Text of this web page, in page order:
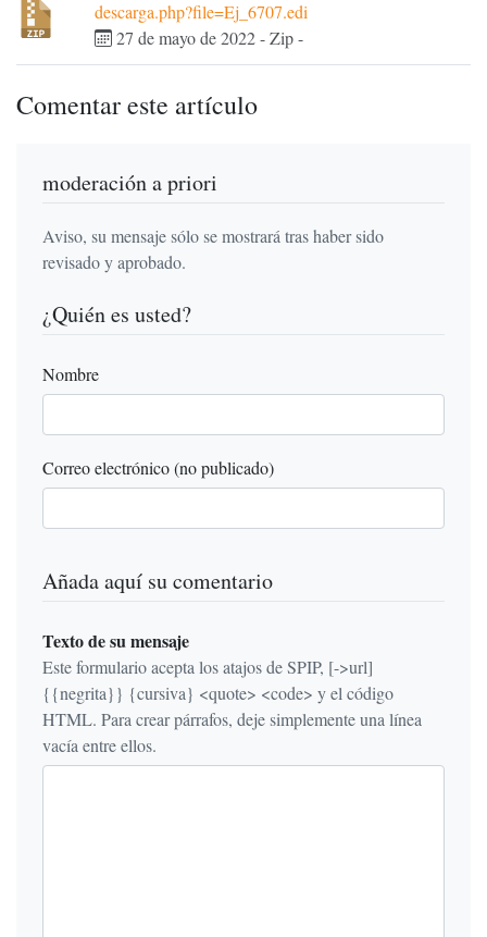
descarga.php?file=Ej_6707.edi
27 de mayo de 2022-Zip-
Comentar este artículo
moderación a priori
Aviso, su mensaje sólo se mostrará tras haber sido
revisado y aprobado.
¿Quién es usted?
Nombre
Correo electrónico (no publicado)
Añada aquí su comentario
Texto de su mensaje
Este formulario acepta los atajos de SPIP, [->url]
{{negrita}} {cursiva} <quote> <code> y el código
HTML. Para crear párrafos, deje simplemente una línea
vacía entre ellos.